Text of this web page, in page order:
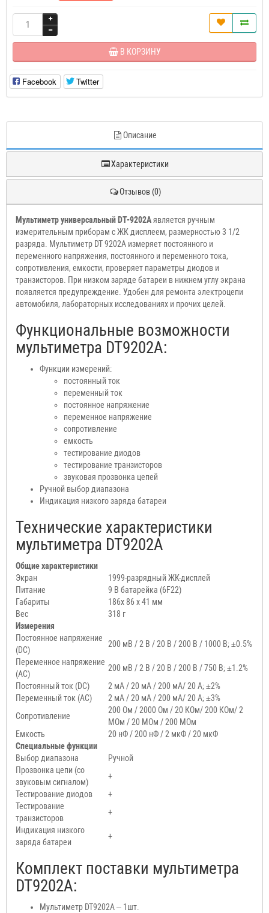
В КОРЗИНУ
Facebook Twitter
Описание
Характеристики
Отзывов (0)
Мультиметр универсальный DT-9202Aявляется ручным
измерительным приборам с ЖК дисплеем, размерностью 3 1/2
разряда. Мультиметр DT 9202A измеряет постоянного и
переменного напряжения, постоянного и переменного тока,
сопротивления, емкости, проверяет параметры диодов и
транзисторов. При низком заряде батареи в нижнем углу экрана
появляется предупреждение. Удобен для ремонта электроцепи
автомобиля, лабораторных исследованиях и прочих целей.
Функциональные возможности
мультиметра DT9202A:
Функции измерений:
постоянный ток
переменный ток
постоянное напряжение
переменное напряжение
сопротивление
емкость
тестирование диодов
тестирование транзисторов
звуковая прозвонка цепей
Ручной выбор диапазона
Индикация низкого заряда батареи
Технические характеристики
мультиметра DT9202A
Общие характеристики
Экран
1999-разрядный ЖК-дисплей
Питание
9 В батарейка (6F22)
Габариты
186x 86 x 41 мм
Вес
318 г
Измерения
Постоянное напряжение
(DC)
200 мВ / 2 В / 20 В / 200 В / 1000 В; ±0.5%
Переменное напряжение
(AC)
200 мВ / 2 В / 20 В / 200 В / 750 В; ±1.2%
Постоянный ток (DC)
2 мА / 20 мА / 200 мА/ 20 А; ±2%
Переменный ток (AC)
2 мА / 20 мА / 200 мА/ 20 А; ±3%
Сопротивление
200 Ом / 2000 Ом / 20 КОм/ 200 КОм/ 2
МОм / 20 МОм / 200 МОм
Емкость
20 нФ / 200 нФ / 2 мкФ / 20 мкФ
Специальные функции
Выбор диапазона
Ручной
Прозвонка цепи (со
звуковым сигналом)
+
Тестирование диодов
+
Тестирование
транзисторов
+
Индикация низкого
заряда батареи
+
Комплект поставки мультиметра
DT9202A:
Мультиметр DT9202A – 1шт.